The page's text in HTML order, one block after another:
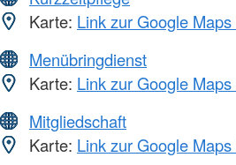
Karte: Link zur Google
Menübringdienst
Karte: Link zur Google
Mitgliedschaft
Karte: Link zur Google